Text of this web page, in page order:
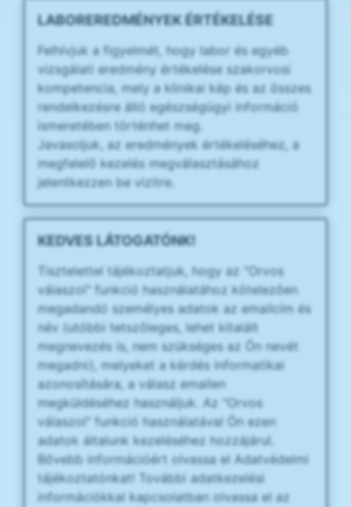
LABOREREDMÉNYEK ÉRTÉKELÉSE
Felhívjuk a figyelmét, hogy labor és egyéb
vizsgálati eredmény értékelése szakorvosi
kompetencia, mely a klinikai kép és az összes
rendelkezésre álló egészségügyi információ
ismeretében történhet meg.
Javasoljuk, az eredmények értékeléséhez, a
megfelelő kezelés megválasztásához
jelentkezzen be vizitre.
KEDVES LÁTOGATÓNK!
Tisztelettel tájékoztatjuk, hogy az "Orvos
válaszol" funkció használatához kötelezően
megadandó személyes adatok az emailcím és
név (utóbbi tetszőleges, lehet kitalált
megnevezés is, nem szükséges az Ön nevét
megadni), melyeket a kérdés informatikai
azonosítására, a válasz emailen
megküldéséhez használjuk. Az "Orvos
válaszol" funkció használatával Ön ezen
adatok általunk kezeléséhez hozzájárul.
Bővebb információért olvassa el Adatvédelmi
tájékoztatónkat! További adatkezelési
információkkal kapcsolatban olvassa el az